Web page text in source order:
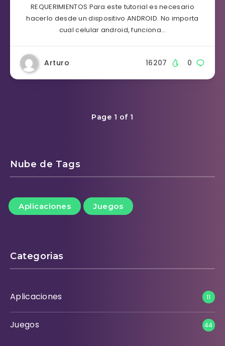
REQUERIMIENTOS Para este tutorial es necesario
hacerlo desde un dispositivo ANDROID. No importa
cual celular android, funciona…
Arturo 0
16207
Page 1 of 1
Nube de Tags
Aplicaciones Juegos
Categorias
Aplicaciones 11
Juegos 44